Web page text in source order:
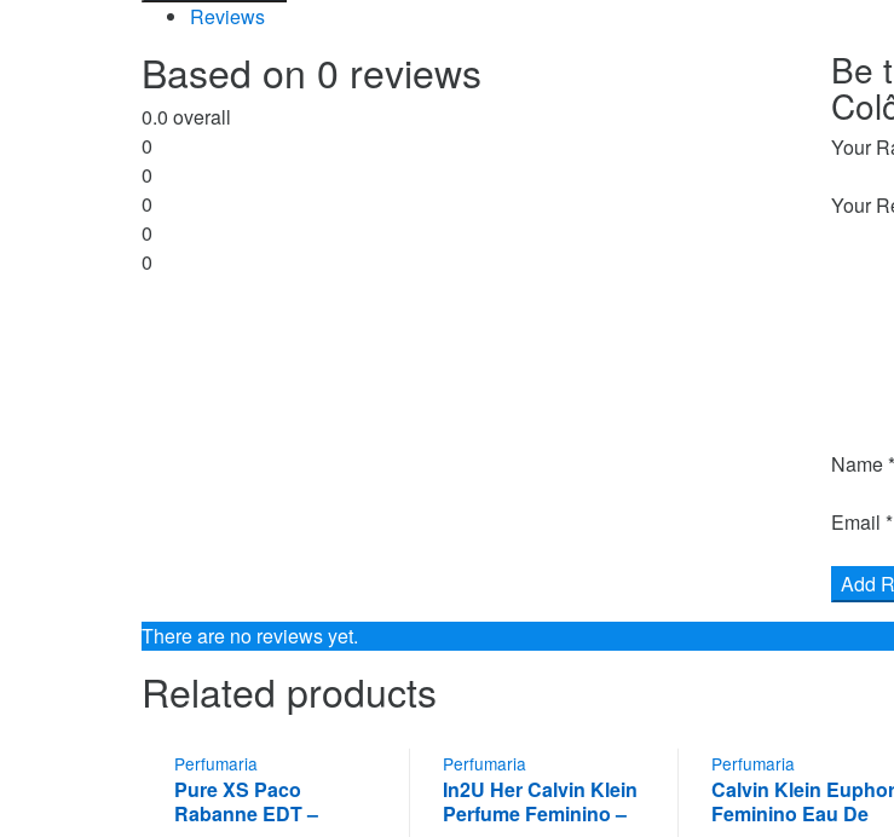
Reviews
Based on 0 reviews
0.0 overall
0
0
0
0
0
Be
Your
Your
Name*
Email *
There are no reviews yet.
Related products
Perfumaria
Pure XS Paco
Rabanne EDT –
Perfumaria
In2U Her Calvin Klein
Perfume Feminino –
Perfumaria
Calvin Klein
Feminino Eau De